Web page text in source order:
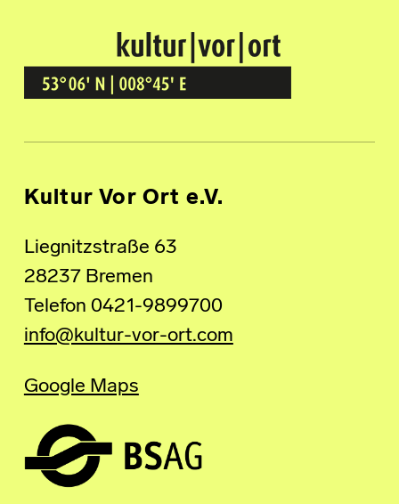
Kultur Vor Ort
BREMEN GRÖPELINGEN
Kultur Vor Ort e.V.
Liegnitzstraße 63
28237 Bremen
Telefon 0421-9899700
info@kultur-vor-ort.com
Google Maps